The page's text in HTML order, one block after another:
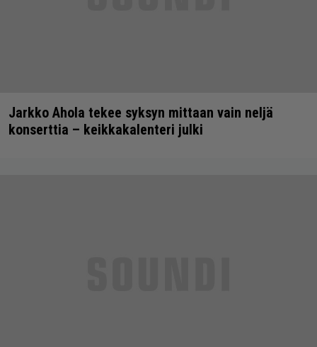
Jarkko Ahola tekee syksyn mittaan vain neljä
konserttia – keikkakalenteri julki